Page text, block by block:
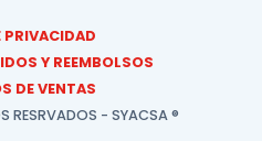
PRIVACIDAD
Y REEMBOLSOS
DE VENTAS
RESRVADOS - SYACSA ®